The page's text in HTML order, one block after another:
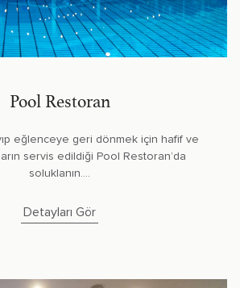
Pool Restoran
eğlenceye geri dönmek için hafif ve
servis edildiği Pool Restoran’da
soluklanın....
Detayları Gör